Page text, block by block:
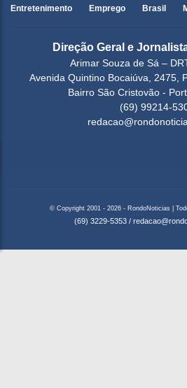
Entretenimento Emprego Brasil
Direção Geral e
Arimar Souza de Sá –
Avenida Quintino Bocaiúva, 2475,
Bairro São Cristovão -
(69) 99214-
© Copyright 2001 - 2026 - RondoNoticias |
(69) 3229-5353 /